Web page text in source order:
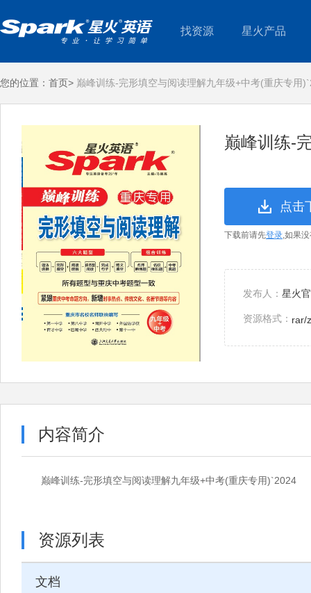
找资源 星火产品
您的位置： 首页> 巅峰训练-完形填空与阅读理解九年级+中考(重庆专用
巅峰训练-
点击
下载前请先登录,如果
发布人： 星火
资源格式： rar/
内容简介
巅峰训练-完形填空与阅读理解九年级+中考(重庆专用)`2024
资源列表
文档